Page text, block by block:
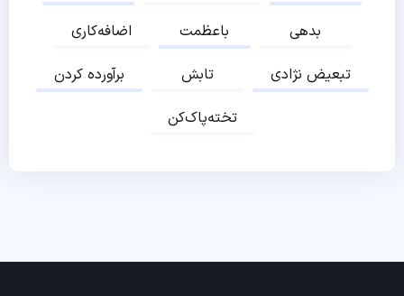
اضافه‌کاری
باعظمت
بدهی
برآورده کردن
تابش
تبعیض نژادی
تخته‌پاک‌کن